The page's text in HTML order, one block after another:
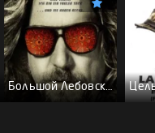
Большой Лебовски - (Перевод Гоблина)